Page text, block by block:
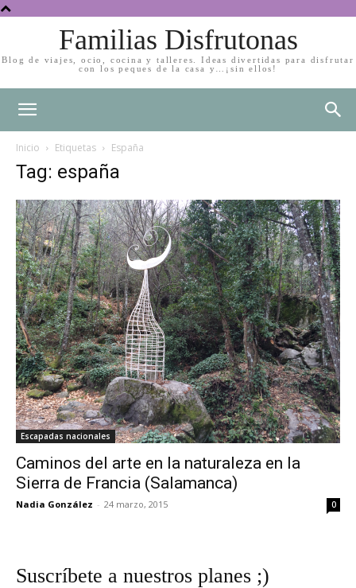
Familias Disfrutonas
Blog de viajes, ocio, cocina y talleres. Ideas divertidas para disfrutar
con los peques de la casa y…¡sin ellos!
Inicio Etiquetas España
Tag: españa
Escapadas nacionales
Caminos del arte en la naturaleza en la
Sierra de Francia (Salamanca)
Nadia González - 24 marzo, 2015 0
Suscríbete a nuestros planes ;)